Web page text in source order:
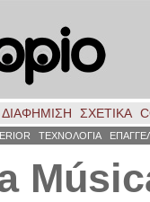
ΔΙΑΦΗΜΙΣΗ ΣΧΕΤΙΚΑ
ΤΕΧΝΟΛΟΓΙΑ